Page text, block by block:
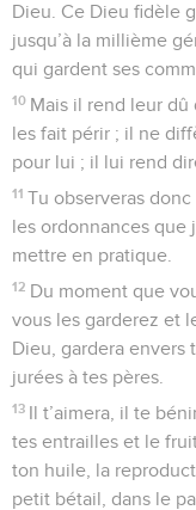
Dieu. Ce Dieu fidèle
jusqu’à la millième
qui gardent ses
10 Mais il rend leur
les fait périr ; il ne
pour lui ; il lui rend
11 Tu observeras
les ordonnances que
mettre en pratique.
12 Du moment que
vous les garderez et
Dieu, gardera envers
jurées à tes pères.
13 Il t’aimera, il te
tes entrailles et le
ton huile, la
petit bétail, dans le